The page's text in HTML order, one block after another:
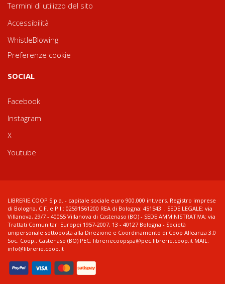
Termini di utilizzo del sito
Accessibilità
WhistleBlowing
Preferenze cookie
SOCIAL
Facebook
Instagram
X
Youtube
LIBRERIE.COOP S.p.a. - capitale sociale euro 900.000 int.vers. Registro imprese
di Bologna, C.F. e P.I.: 02591561200 REA di Bologna: 451543 ; SEDE LEGALE: via
Villanova, 29/7 - 40055 Villanova di Castenaso (BO) - SEDE AMMINISTRATIVA: via
Trattati Comunitari Europei 1957-2007, 13 - 40127 Bologna - Società
unipersonale sottoposta alla Direzione e Coordinamento di Coop Alleanza 3.0
Soc. Coop., Castenaso (BO) PEC: libreriecoopspa@pec.librerie.coop.it MAIL:
info@librerie.coop.it